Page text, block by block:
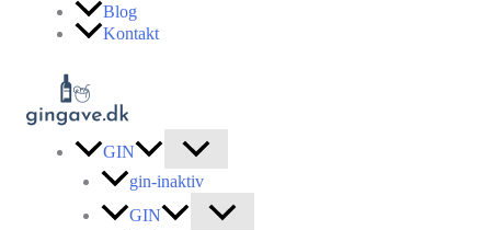
Blog
Kontakt
GIN
gin-inaktiv
GIN